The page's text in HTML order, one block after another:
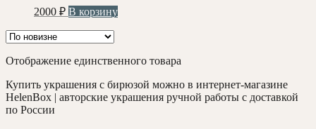
2000 ₽ В корзину
Отображение единственного товара
Купить украшения с бирюзой можно в интернет-магазине
HelenBox | авторские украшения ручной работы с доставкой
по России